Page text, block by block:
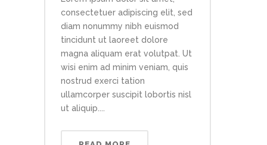
consectetuer adipiscing elit, sed
diam nonummy nibh euismod
tincidunt ut laoreet dolore
magna aliquam erat volutpat. Ut
wisi enim ad minim veniam, quis
nostrud exerci tation
ullamcorper suscipit lobortis nisl
ut aliquip....